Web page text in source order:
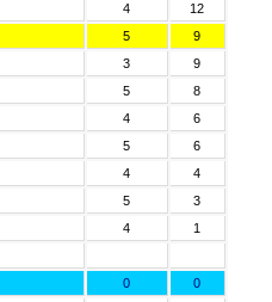
4
12
5
9
3
9
5
8
4
6
5
6
4
4
5
3
4
1
0
0